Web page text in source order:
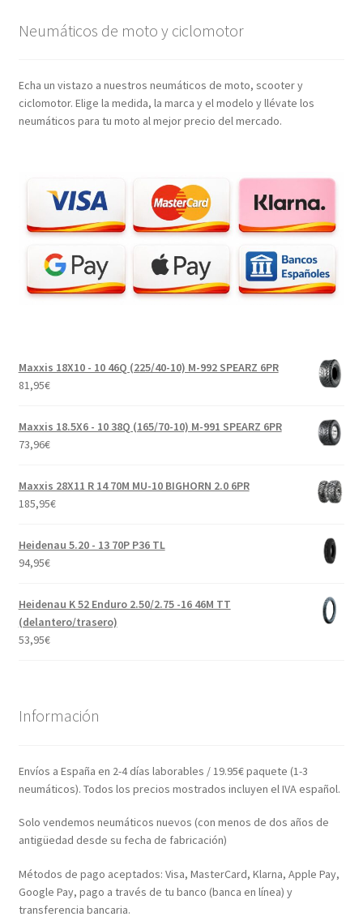
Neumáticos de moto y ciclomotor
Echa un vistazo a nuestros neumáticos de moto, scooter y
ciclomotor. Elige la medida, la marca y el modelo y llévate los
neumáticos para tu moto al mejor precio del mercado.
Maxxis 18X10 - 10 46Q (225/40-10) M-992 SPEARZ 6PR
81,95€
Maxxis 18.5X6 - 10 38Q (165/70-10) M-991 SPEARZ 6PR
73,96€
Maxxis 28X11 R 14 70M MU-10 BIGHORN 2.0 6PR
185,95€
Heidenau 5.20 - 13 70P P36 TL
94,95€
Heidenau K 52 Enduro 2.50/2.75 -16 46M TT
(delantero/trasero)
53,95€
Información
Envíos a España en 2-4 días laborables / 19.95€ paquete (1-3
neumáticos). Todos los precios mostrados incluyen el IVA español.
Solo vendemos neumáticos nuevos (con menos de dos años de
antigüedad desde su fecha de fabricación)
Métodos de pago aceptados: Visa, MasterCard, Klarna, Apple Pay,
Google Pay, pago a través de tu banco (banca en línea) y
transferencia bancaria.